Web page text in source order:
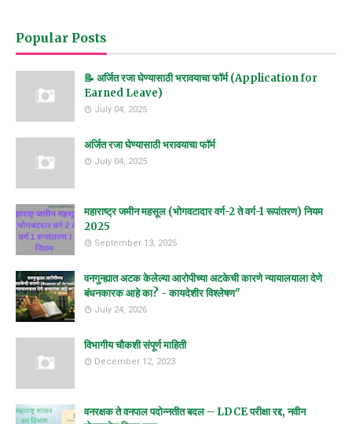
Popular Posts
📝 अर्जित रजा घेण्यासाठी भरावयाचा फॉर्म (Application for
Earned Leave)
July 04, 2025
अर्जित रजा घेण्यासाठी भरावयाचा फॉर्म
July 04, 2025
महाराष्ट्र जमीन महसूल (भोगवटादार वर्ग-2 ते वर्ग-1 रूपांतरण) नियम
2025
September 13, 2025
वनगुन्ह्यात अटक केलेल्या आरोपीच्या अटकेची कारणे न्यायालयाला देणे
बंधनकारक आहे का? - कायदेशीर विश्लेषण"
July 24, 2026
विभागीय चौकशी संपूर्ण माहिती
December 12, 2023
वनरक्षक ते वनपाल पदोन्नतीत बदल – LDCE परीक्षा रद्द, नवीन